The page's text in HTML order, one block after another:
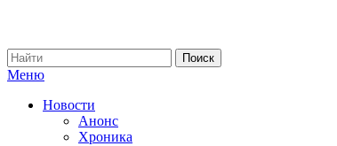
Меню
Новости
Анонс
Хроника